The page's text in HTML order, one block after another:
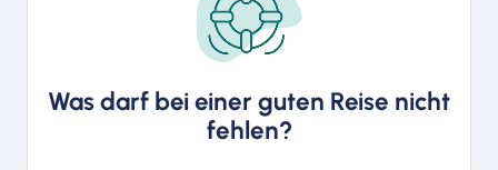
Was darf bei einer guten Reise nicht
fehlen?
ausgewähltes Ziel mit
Informationen über Land und
Leute sowie landesspezifischen
Geschichten.